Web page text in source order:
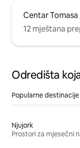
Centar Tomasa
12 mještana
Odredišta
Popularne
Njujork
Prostori za mjesečni